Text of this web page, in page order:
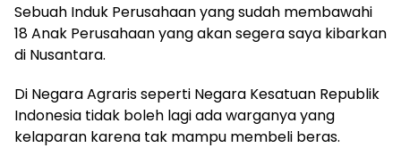
‎Sebuah Induk Perusahaan yang sudah membawahi
18 Anak Perusahaan yang akan segera saya kibarkan
di Nusantara.
‎Di Negara Agraris seperti Negara Kesatuan Republik
Indonesia tidak boleh lagi ada warganya yang
kelaparan karena tak mampu membeli beras.